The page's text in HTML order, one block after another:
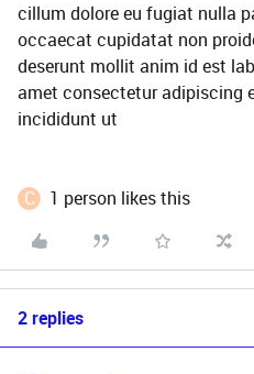
cillum dolore eu fugiat nulla
occaecat cupidatat non
deserunt mollit anim id est
amet consectetur adipiscing
incididunt ut
C 1 person likes this
2 replies